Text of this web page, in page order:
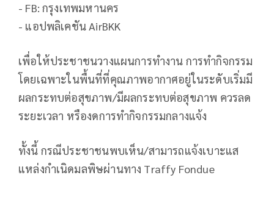
- FB: กรุงเทพมหานคร
- แอปพลิเคชัน AirBKK
เพื่อให้ประชาชนวางแผนการทำงาน การทำกิจกรรม
โดยเฉพาะในพื้นที่ที่คุณภาพอากาศอยู่ในระดับเริ่มมี
ผลกระทบต่อสุขภาพ/มีผลกระทบต่อสุขภาพ ควรลด
ระยะเวลา หรืองดการทำกิจกรรมกลางแจ้ง
ทั้งนี้ กรณีประชาชนพบเห็น/สามารถแจ้งเบาะแส
แหล่งกำเนิดมลพิษผ่านทาง Traffy Fondue